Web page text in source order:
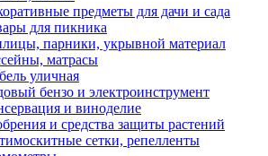
предметы для дачи и сада
для пикника
парники, укрывной материал
матрасы
уличная
бензо и электроинструмент
и виноделие
и средства защиты растений
сетки, репелленты